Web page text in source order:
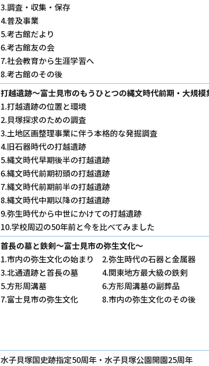
3.調査・収集・保存
4.普及事業
5.考古館だより
6.考古館友の会
7.社会教育から生涯学習へ
8.考古館のその後
打越遺跡～富士見市のもうひとつの縄文時代前期・大規模
1.打越遺跡の位置と環境
2.貝塚探求のための調査
3.土地区画整理事業に伴う本格的な発掘調査
4.旧石器時代の打越遺跡
5.縄文時代早期後半の打越遺跡
6.縄文時代前期初頭の打越遺跡
7.縄文時代前期前半の打越遺跡
8.縄文時代中期以降の打越遺跡
9.弥生時代から中世にかけての打越遺跡
10.学校周辺の50年前と今を比べてみました
首長の墓と鉄剣～富士見市の弥生文化～
1.市内の弥生文化の始まり 2.弥生時代の石器と金属器
3.北通遺跡と首長の墓 4.関東地方最大級の鉄剣
5.方形周溝墓 6.方形周溝墓の副葬品
7.富士見市の弥生文化 8.市内の弥生文化のその後
水子貝塚国史跡指定50周年・水子貝塚公園開園25周年